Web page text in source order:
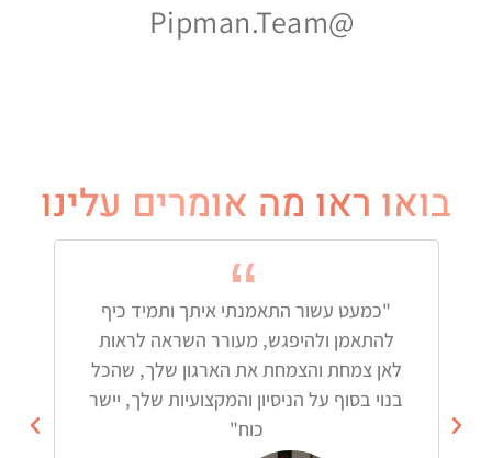
בואו ראו מה אומרים עלינו
"כמעט עשור התאמנתי איתך ותמיד כיף
להתאמן ולהיפגש, מעורר השראה לראות
לאן צמחת והצמחת את הארגון שלך, שהכל
בנוי בסוף על הניסיון והמקצועיות שלך, יישר